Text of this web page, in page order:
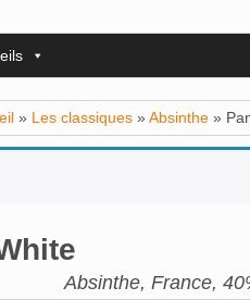
» Les classiques »Absinthe »
Absinthe, France,